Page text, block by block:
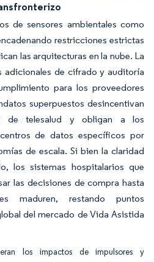
de sensores ambientales como
restricciones estrictas
las arquitecturas en la nube. La
adicionales de cifrado y auditoría
para los proveedores
superpuestos desincentivan
de telesalud y obligan a los
de datos específicos por
de escala. Si bien la claridad
los sistemas hospitalarios que
las decisiones de compra hasta
maduren, restando puntos
del mercado de Vida Asistida
los impactos de impulsores y